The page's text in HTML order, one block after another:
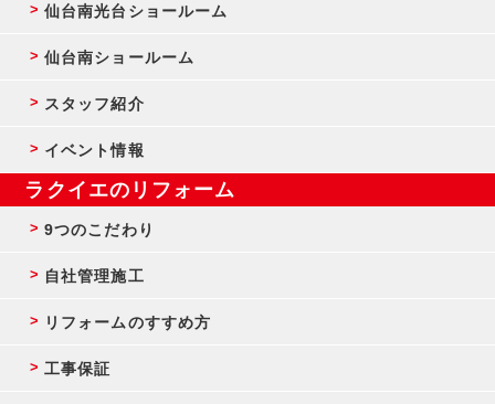
仙台南光台ショールーム
仙台南ショールーム
スタッフ紹介
イベント情報
ラクイエのリフォーム
9つのこだわり
自社管理施工
リフォームのすすめ方
工事保証